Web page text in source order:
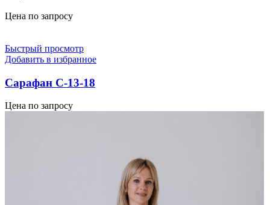
Цена по запросу
Быстрый просмотр
Добавить в избранное
Сарафан С-13-18
Цена по запросу